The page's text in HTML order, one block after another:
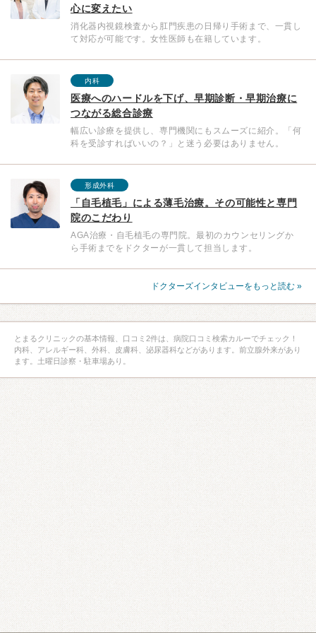
心に変えたい
消化器内視鏡検査から肛門疾患の日帰り手術まで、一貫し
て対応が可能です。女性医師も在籍しています。
内科
医療へのハードルを下げ、早期診断・早期治療に
つながる総合診療
幅広い診療を提供し、専門機関にもスムーズに紹介。「何
科を受診すればいいの？」と迷う必要はありません。
形成外科
「自毛植毛」による薄毛治療。その可能性と専門
院のこだわり
AGA治療・自毛植毛の専門院。最初のカウンセリングか
ら手術までをドクターが一貫して担当します。
ドクターズインタビューをもっと読む »
とまるクリニックの基本情報、口コミ2件は、病院口コミ検索カルーでチェック！
内科、アレルギー科、外科、皮膚科、泌尿器科などがあります。前立腺外来があり
ます。土曜日診察・駐車場あり。